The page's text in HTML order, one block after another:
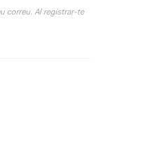
correu. Al registrar-te